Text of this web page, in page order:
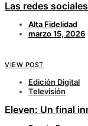
Las redes
Alta Fidelidad
marzo 15, 2026
VIEW POST
Edición Digital
Televisión
Eleven: Un final